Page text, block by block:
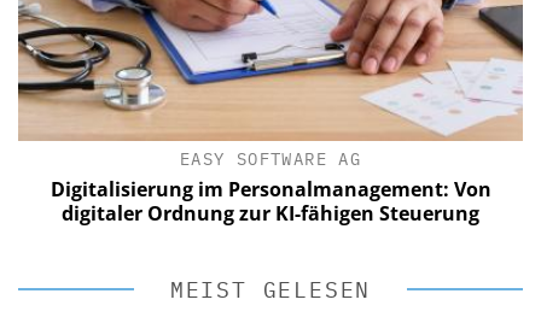
EASY SOFTWARE AG
Digitalisierung im Personalmanagement: Von
digitaler Ordnung zur KI-fähigen Steuerung
MEIST GELESEN